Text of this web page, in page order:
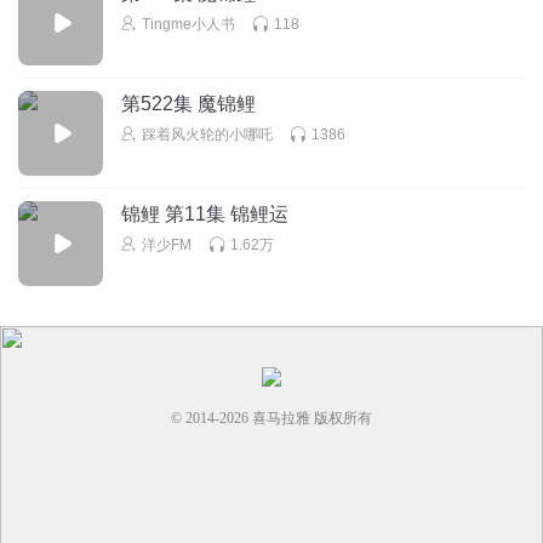
Tingme小人书 118
第522集 魔锦鲤
踩着风火轮的小哪吒 1386
锦鲤 第11集 锦鲤运
洋少FM 1.62万
© 2014-2026 喜马拉雅 版权所有